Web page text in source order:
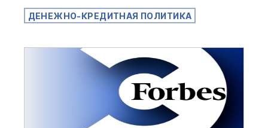
ДЕНЕЖНО-КРЕДИТНАЯ ПОЛИТИКА